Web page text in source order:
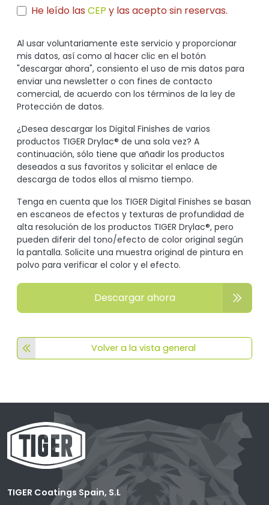
He leído las CEP y las acepto sin reservas.
Al usar voluntariamente este servicio y proporcionar
mis datos, así como al hacer clic en el botón
"descargar ahora", consiento el uso de mis datos para
enviar una newsletter o con fines de contacto
comercial, de acuerdo con los términos de la ley de
Protección de datos.
¿Desea descargar los Digital Finishes de varios
productos TIGER Drylac® de una sola vez? A
continuación, sólo tiene que añadir los productos
deseados a sus favoritos y solicitar el enlace de
descarga de todos ellos al mismo tiempo.
Tenga en cuenta que los TIGER Digital Finishes se basan
en escaneos de efectos y texturas de profundidad de
alta resolución de los productos TIGER Drylac®, pero
pueden diferir del tono/efecto de color original según
la pantalla. Solicite una muestra original de pintura en
polvo para verificar el color y el efecto.
Descargar ahora
Volver a la vista general
TIGER Coatings Spain, S.L